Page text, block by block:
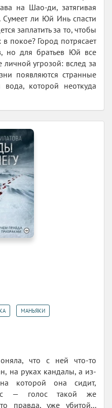
на Шао-ди, затягивая
ли Юй Инь спасти
заплатить за то, чтобы
покое? Город потрясает
но для братьев Юй все
личной угрозой: вслед за
появляются странные
которой неоткуда
МАНЬЯКИ
что с ней что-то
на руках кандалы, а из-
которой она сидит,
— голос такой же
правда, уже убитой...